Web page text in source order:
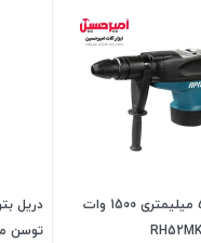
بتن کن 52 میلیمتری 1500 وات
توسن